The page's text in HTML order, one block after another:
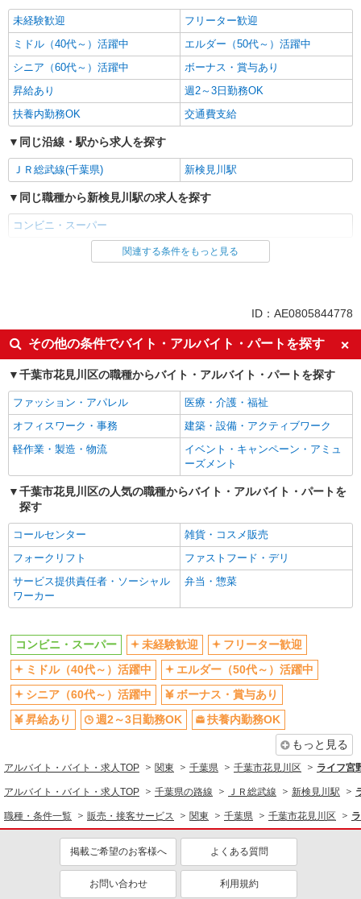
キープ 詳細を見る
パート
ベイシア 幕張店（４５０Ｔ）
精肉コーナースタッフ
■パート 時給1450円 10:00以前19:00以降100円
UP 土日祝100円UP
千葉県千葉市花見川区幕張町4丁目544番地
キープ
パート
ベイシア 幕張店（４５０Ｔ）
フロアスタッフ
千葉県千葉市花見川区幕張町4丁目544番地
6（仮）
パート
ベイシア 幕張店（４５０Ｔ）
鮮魚コーナースタッフ
■パート 時給1450円 10:00以前19:00以降100円
UP 土日祝100円UP
千葉県千葉市花見川区幕張町4丁目544番地
詳細を見る
パート
ベイシア 幕張店（４５０Ｔ）
■パート 時給1450円 10:00以前19:00以降100円
UP 土日祝100円UP
千葉県千葉市花見川区幕張町4丁目544番地
6（仮）
キープ 詳細を見る
生活協同組合コープみらい コープデリ千葉北センター
地域宅配スタッフ（食品や日用品等のルート配
時給1515円〜1635円 ※時間による ※加給
含む ※9時迄 時給＋100円 ※16時（17時）以
降 時給＋120円 ※祝日 時給＋150円
千葉県千葉市花見川区犢橋町1730-1
キープ 詳細を見る
未経験歓迎
フリーター歓迎
ミドル（40代～）活躍中
エルダー（50代～）活躍中
シニア（60代～）活躍中
ボーナス・賞与あり
昇給あり
週2～3日勤務OK
扶養内勤務OK
交通費支給
同じ沿線・駅から求人を探す
ＪＲ総武線(千葉県) 新検見川駅
同じ職種から新検見川駅の求人を探す
コンビニ・スーパー
同じ雇用形態から新検見川駅の求人を探す
未経験歓迎
フリーター歓迎
ミドル（40代～）活躍中
エルダー（50代～）活躍中
シニア（60代～）活躍中
ボーナス・賞与あり
昇給あり
週2～3日勤務OK
扶養内勤務OK
交通費支給
同じ職種から求人を探す
販売・接客サービス
コンビニ・スーパー
同じ特徴から求人を探す
未経験歓迎
ミドル（40代～）活躍中
ボーナス・賞与あり
週2～3日勤務OK
関連する条件をもっと見る
ID：AE0805844778
その他の条件でバイト・アルバイト・パートを探す
千葉市花見川区の職種からバイト・アルバイト・パートを探す
ファッション・アパレル
医療・介護・福祉
オフィスワーク・事務
建築・設備・アクティブワーク
軽作業・製造・物流
イベント・キャンペーン・アミュ
ーズメント
千葉市花見川区の人気の職種からバイト・アルバイト・パートを
探す
コールセンター
雑貨・コスメ販売
フォークリフト
ファストフード・デリ
サービス提供責任者・ソーシャル
ワーカー
弁当・惣菜
コンビニ・スーパー 未経験歓迎
フリーター歓迎
ミドル（40代～）活躍中
エルダー（50代～）活躍中
シニア（60代～）活躍中
ボーナス・賞与あり
昇給あり
週2～3日勤務OK
扶養内勤務OK
もっと見る
アルバイト・バイト・求人TOP 関東 千葉県 千葉市花見川区 ライフ宮
アルバイト・バイト・求人TOP 千葉県の路線 ＪＲ総武線 新検見川駅
職種・条件一覧 販売・接客サービス 関東 千葉県 千葉市花見川区
掲載ご希望のお客様へ よくある質問
お問い合わせ 利用規約